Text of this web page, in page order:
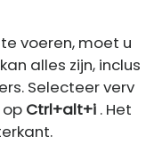
voeren, moet u
alles zijn, inclus
Selecteer verv
Ctrl+alt+i . Het